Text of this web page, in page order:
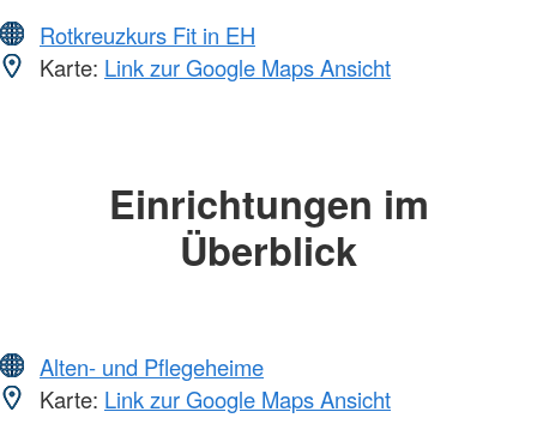
Rotkreuzkurs Fit in EH
Karte: Link zur Google Maps Ansicht
Einrichtungen im
Überblick
Alten- und Pflegeheime
Karte: Link zur Google Maps Ansicht